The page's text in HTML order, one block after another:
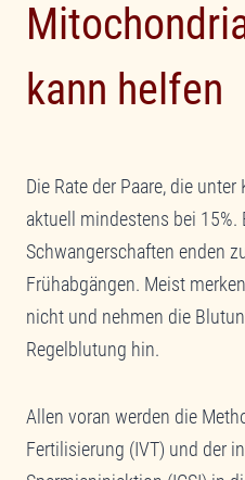
kann helfen
Die Rate der Paare, die
aktuell mindestens bei 15%.
Schwangerschaften enden
Frühabgängen. Meist
nicht und nehmen die
Regelblutung hin.
Allen voran werden die
Fertilisierung (IVT) und der